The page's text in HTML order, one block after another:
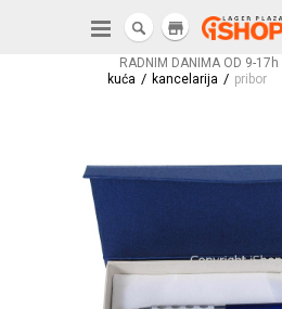
RADNIM DANIMA OD 9-17h
store
kuća / kancelarija / pribor